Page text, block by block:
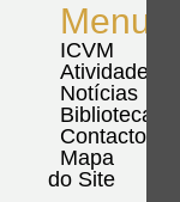
Menu
ICVM
Atividades
Notícias
Biblioteca
Contactos
Mapa
do Site